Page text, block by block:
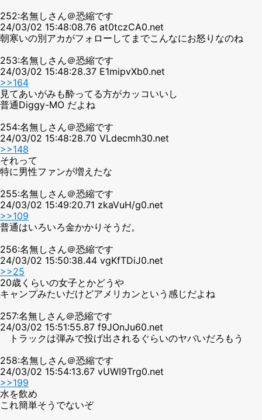
252:名無しさん＠恐縮です
24/03/02 15:48:08.76 at0tczCA0.net
朝寒いの別アカがフォローしてまでこんなにお怒りなのね
253:名無しさん＠恐縮です
24/03/02 15:48:28.37 E1mipvXb0.net
>>164
見てあいがみも酔ってる方がカッコいいし
普通Diggy-MO だよね
254:名無しさん＠恐縮です
24/03/02 15:48:28.70 VLdecmh30.net
>>148
それって
特に男性ファンが増えたな
255:名無しさん＠恐縮です
24/03/02 15:49:20.71 zkaVuH/g0.net
>>109
普通はいろいろ金かかりそうだ。
256:名無しさん＠恐縮です
24/03/02 15:50:38.44 vgKfTDiJ0.net
>>25
20歳くらいの女子とかどうや
キャンプみたいだけどアメリカンという感じだよね
257:名無しさん＠恐縮です
24/03/02 15:51:55.87 f9JOnJu60.net
トラックは弾みで投げ出されるぐらいのヤバいだろもう
258:名無しさん＠恐縮です
24/03/02 15:54:13.67 vUWI9Trg0.net
>>199
水を飲め
これ簡単そうでないぞ